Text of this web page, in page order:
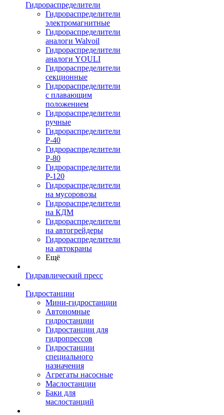
Гидрораспределители
Гидрораспределители
электромагнитные
Гидрораспределители
аналоги Walvoil
Гидрораспределители
аналоги YOULI
Гидрораспределители
секционные
Гидрораспределители
с плавающим
положением
Гидрораспределители
ручные
Гидрораспределители
Р-40
Гидрораспределители
Р-80
Гидрораспределители
Р-120
Гидрораспределители
на мусоровозы
Гидрораспределители
на КДМ
Гидрораспределители
на автогрейдеры
Гидрораспределители
на автокраны
Ещё
Гидравлический пресс
Гидростанции
Мини-гидростанции
Автономные
гидростанции
Гидростанции для
гидропрессов
Гидростанции
специального
назначения
Агрегаты насосные
Маслостанции
Баки для
маслостанций